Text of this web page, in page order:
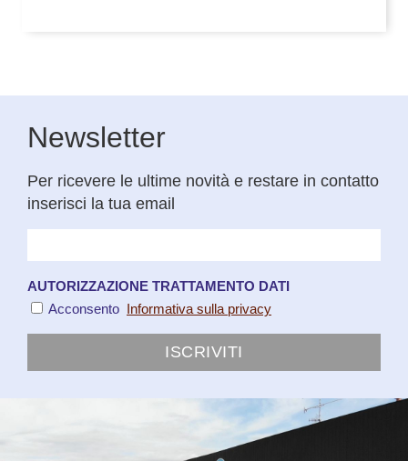
Newsletter
Per ricevere le ultime novità e restare in contatto
inserisci la tua email
AUTORIZZAZIONE TRATTAMENTO DATI
Acconsento Informativa sulla privacy
ISCRIVITI